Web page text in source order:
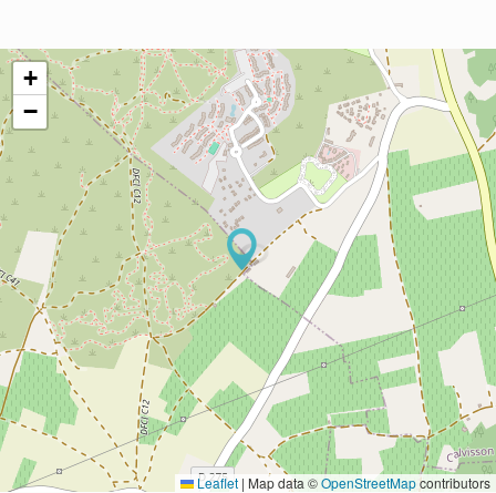
+
−
Leaflet | Map data ©OpenStreetMapcontributors